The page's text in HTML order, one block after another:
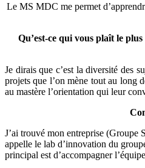
Le MS MDC me permet
Qu’est-ce qui vous plaît le
Je dirais que c’est la diversité des
projets que l’on mène tout au long
au mastère l’orientation qui leur
J’ai trouvé mon entreprise (Groupe
appelle le lab d’innovation du
principal est d’accompagner